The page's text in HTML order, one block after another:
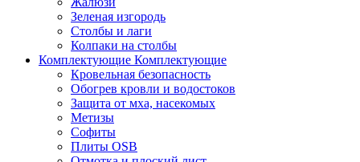
Зеленая изгородь
Столбы и лаги
Колпаки на столбы
Комплектующие Комплектующие
Кровельная безопасность
Обогрев кровли и водостоков
Защита от мха, насекомых
Метизы
Софиты
Плиты OSB